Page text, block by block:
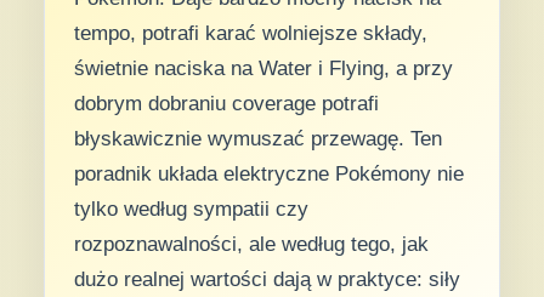
tempo, potrafi karać wolniejsze składy,
świetnie naciska na Water i Flying, a przy
dobrym dobraniu coverage potrafi
błyskawicznie wymuszać przewagę. Ten
poradnik układa elektryczne Pokémony nie
tylko według sympatii czy
rozpoznawalności, ale według tego, jak
dużo realnej wartości dają w praktyce: siły